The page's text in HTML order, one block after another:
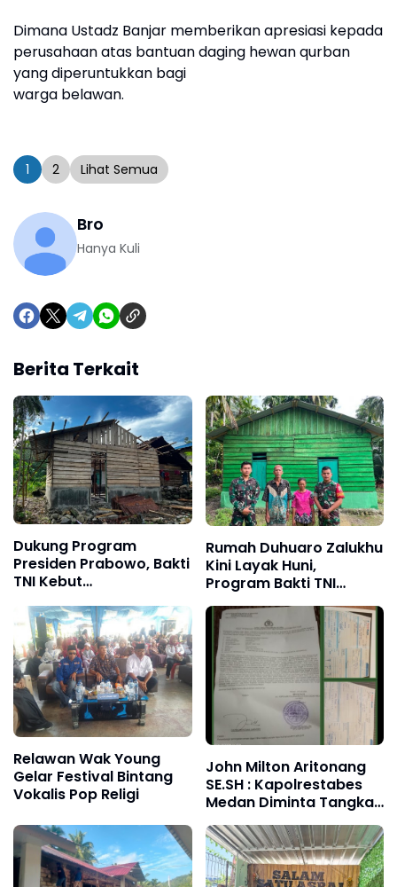
Dimana Ustadz Banjar memberikan apresiasi kepada
perusahaan atas bantuan daging hewan qurban
yang diperuntukkan bagi
warga belawan.
1 2 Lihat Semua
Bro
Hanya Kuli
Berita Terkait
Dukung Program
Presiden Prabowo, Bakti
TNI Kebut
Nias Selatan
Rumah Duhuaro Zalukhu
Kini Layak Huni,
Program Bakti TNI
Hadirkan Harapan Baru
di Nias Utara
Relawan Wak Young
Gelar Festival Bintang
Vokalis Pop Religi
John Milton Aritonang
SE.SH : Kapolrestabes
Medan Diminta Tangkap
dan Tahan Ibu Jimmy
"Liong Khim"